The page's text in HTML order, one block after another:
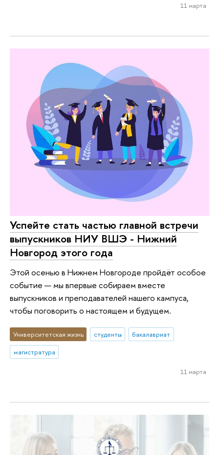
11 марта
Успейте стать частью главной встречи
выпускников НИУ ВШЭ - Нижний
Новгород этого года
Этой осенью в Нижнем Новгороде пройдёт особое
событие — мы впервые собираем вместе
выпускников и преподавателей нашего кампуса,
чтобы поговорить о настоящем и будущем.
Университетская жизнь студенты
бакалавриат
магистратура
11 марта